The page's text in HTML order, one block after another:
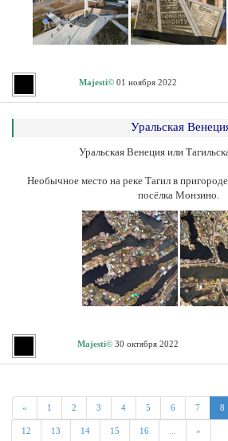
Majesti© 01 ноября 2022
Уральская
Уральская Венеция или
Необычное место на реке Тагил в
посёлка Монзино.
Majesti© 30 октября 2022
« 1 2 3 4 5 6 7 8
12 13 14 15 16 »